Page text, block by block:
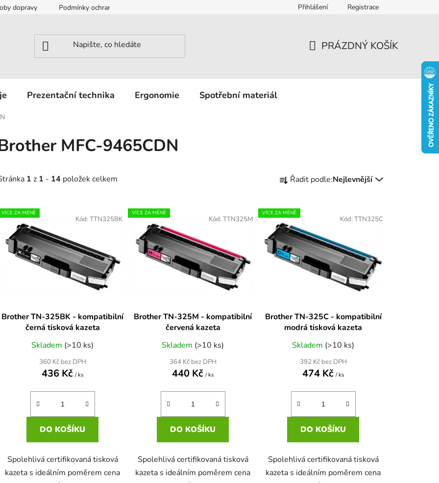
dopravy Podmínky ochrany osobních údajů Přihlášení Registrace
KOŠÍK
PRÁZDNÝ KOŠÍK
Prezentační technika Ergonomie Spotřební materiál
MFC-9465CDN
1 z 1 - 14 položek celkem
a
e
n
í
p
r
k
t
Řadit podle:Nejlevnější
d
u
VÍCE ZA MÉNĚ
Brother TN-325BK - kompatibilní
černá tisková kazeta
Skladem (>10 ks)
360 Kč bez DPH
436 Kč/ ks
DO KOŠÍKU
Spolehlivá certifikovaná tisková
kazeta s ideálním poměrem cena
Kód: TTN325BK
VÍCE ZA MÉNĚ
Brother TN-325M - kompatibilní
červená kazeta
Skladem (>10 ks)
364 Kč bez DPH
440 Kč/ ks
DO KOŠÍKU
Spolehlivá certifikovaná tisková
kazeta s ideálním poměrem cena
Kód: TTN325M
VÍCE ZA MÉNĚ
Brother TN-325C - kompatibilní
modrá tisková kazeta
Skladem (>10 ks)
392 Kč bez DPH
474 Kč/ ks
DO KOŠÍKU
Spolehlivá certifikovaná tisková
kazeta s ideálním poměrem cena
Kód: TTN325C